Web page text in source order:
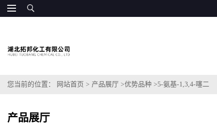
您当前的位置： 网站首页 > 产品展厅 >优势品种 >5-氨基-1,3,4-噻二
产品展厅